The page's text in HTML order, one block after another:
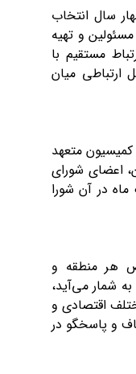
سال انتخاب
و تهیه
مستقیم با
ارتباطی میان
کمیسیون متعهد
اعضای شورای
در آن شورا
هر منطقه و
شمار می‌آید،
اقتصادی و
و پاسخگو در